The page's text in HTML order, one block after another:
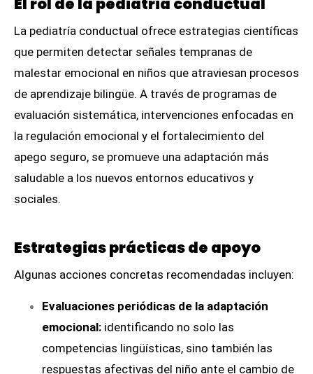
La pediatría conductual ofrece estrategias científicas
que permiten detectar señales tempranas de
malestar emocional en niños que atraviesan procesos
de aprendizaje bilingüe. A través de programas de
evaluación sistemática, intervenciones enfocadas en
la regulación emocional y el fortalecimiento del
apego seguro, se promueve una adaptación más
saludable a los nuevos entornos educativos y
sociales.
Estrategias prácticas de apoyo
Algunas acciones concretas recomendadas incluyen:
Evaluaciones periódicas de la adaptación
emocional: identificando no solo las
competencias lingüísticas, sino también las
respuestas afectivas del niño ante el cambio de